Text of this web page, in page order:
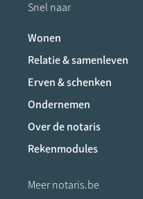
Snel naar
Wonen
Relatie & samenleven
Erven & schenken
Ondernemen
Over de notaris
Rekenmodules
Meer notaris.be